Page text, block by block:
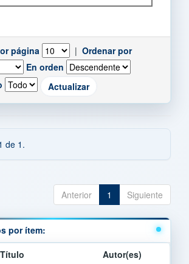
página | Ordenar por
En orden
de 1.
Anterior 1 Siguiente
por ítem:
Título Autor(es)